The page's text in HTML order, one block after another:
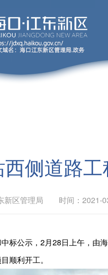
侧道路
新区管理局 时间：2021-
标公示，2月28日上午，由
顺利开工。